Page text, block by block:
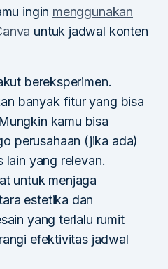
ingin menggunakan
untuk jadwal konten
bereksperimen.
banyak fitur yang bisa
kamu bisa
perusahaan (jika ada)
lain yang relevan.
untuk menjaga
estetika dan
yang terlalu rumit
efektivitas jadwal